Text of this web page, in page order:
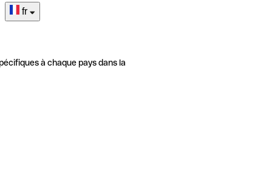
fr
à chaque pays dans la